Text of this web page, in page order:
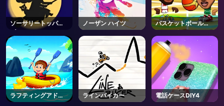
ソーサリートッパー
ズ
ノーザン ハイツ
バスケットボールレ
ジェンド
ラフティングアドベ
ンチャー
ラインバイカー 電話ケースDIY4